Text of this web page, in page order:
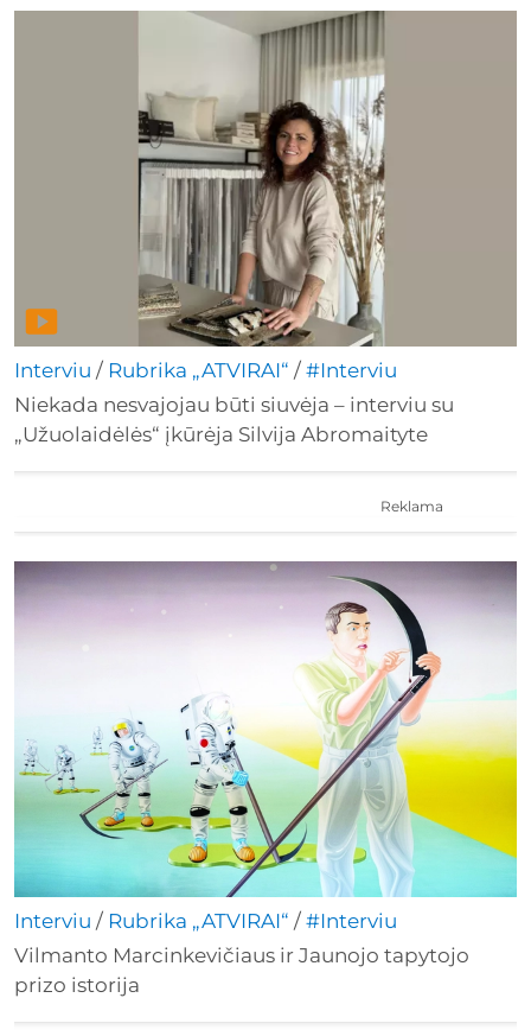
Interviu / Rubrika „ATVIRAI“ / #Interviu
Niekada nesvajojau būti siuvėja – interviu su
„Užuolaidėlės“ įkūrėja Silvija Abromaityte
Interviu / Rubrika „ATVIRAI“ / #Interviu
Vilmanto Marcinkevičiaus ir Jaunojo tapytojo
prizo istorija
Reklama